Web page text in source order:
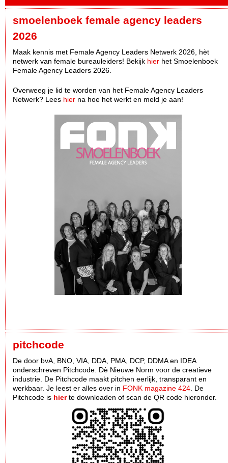
smoelenboek female agency leaders
2026
Maak kennis met Female Agency Leaders Netwerk 2026, hèt
netwerk van female bureauleiders! Bekijk hier het Smoelenboek
Female Agency Leaders 2026.
Overweeg je lid te worden van het Female Agency Leaders
Netwerk? Lees hier na hoe het werkt en meld je aan!
pitchcode
De door bvA, BNO, VIA, DDA, PMA, DCP, DDMA en IDEA
onderschreven Pitchcode. Dè Nieuwe Norm voor de creatieve
industrie. De Pitchcode maakt pitchen eerlijk, transparant en
werkbaar. Je leest er alles over in FONK magazine 424 . De
Pitchcode is hierte downloaden of scan de QR code hieronder.